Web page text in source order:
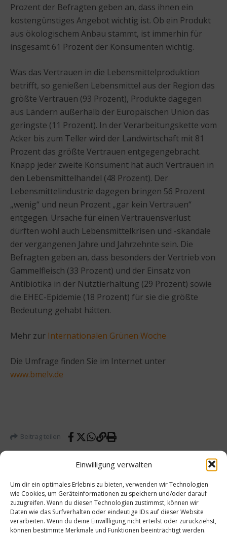
Einwilligung verwalten
Um dir ein optimales Erlebnis zu bieten, verwenden wir Technologien
wie Cookies, um Geräteinformationen zu speichern und/oder darauf
zuzugreifen. Wenn du diesen Technologien zustimmst, können wir
Daten wie das Surfverhalten oder eindeutige IDs auf dieser Website
verarbeiten. Wenn du deine Einwillligung nicht erteilst oder zurückziehst,
können bestimmte Merkmale und Funktionen beeinträchtigt werden.
Prozent der Befragten geben an, dass ihnen ein
kostengünstiges Angebot wichtig ist. Ob ein Produkt
aus ökologischem Anbau stammt, ist immerhin für
insgesamt 61 Prozent der Konsumenten wichtig.
Was das Vertrauen in die Lebensmittelproduktion
betrifft, so genießen Lebensmittel aus der Region das
größte Vertrauen (93 Prozent), Produkte dagegen
aus Ländern außerhalb der Europäischen Union das
geringste (11 Prozent). In der Verarbeitungskette vom
Acker bis zum Teller wird der Landwirtschaft mit 81
Prozent das größte Vertrauen entgegengebracht.
Knapp jeder zweite Konsument hat auch Vertrauen in
den Lebensmittelhandel (48 Prozent). Der
Lebensmittelindustrie dagegen bringen 56 Prozent
„wenig“ und neun Prozent „gar kein Vertrauen“
entgegen. Ursache für einen Vertrauensverlust
dürften wohl auch Lebensmittelkrisen und -skandale
der vergangenen Jahre und Jahrzehnte sein. Die
Befragten geben an, dass besonders der Vertrieb von
Gammelfleisch (33 Prozent) und der Einsatz von
Antibiotika in der Nutztierhaltung (29 Prozent) sowie
die EHEC-Epidemie (18 Prozent) für sie die größte
Bedeutung gehabt hätten.
Mehr zur Internationalen Grünen Woche
Die Umfrage finden Sie im Internet unter
www.bmelv.de
Beitrag teilen
vorheriger Beitrag
Grüne
s Thai-
Curry
Nächster Beitrag
Intervi
ew mit
Steffe